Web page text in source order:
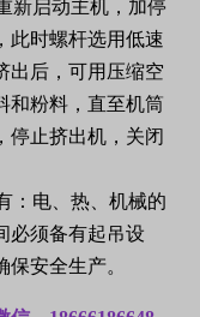
新启动主机，加停
此时螺杆选用低速
出后，可用压缩空
和粉料，直至机筒
停止挤出机，关闭
：电、热、机械的
必须备有起吊设
安全生产。